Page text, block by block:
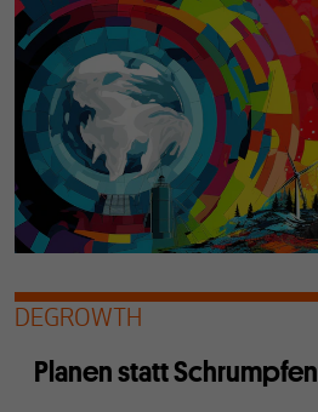
DEGROWTH
Planen statt Schrumpfen